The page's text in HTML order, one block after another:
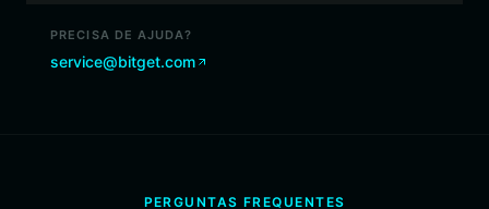
PRECISA DE AJUDA?
service@bitget.com
PERGUNTAS FREQUENTES